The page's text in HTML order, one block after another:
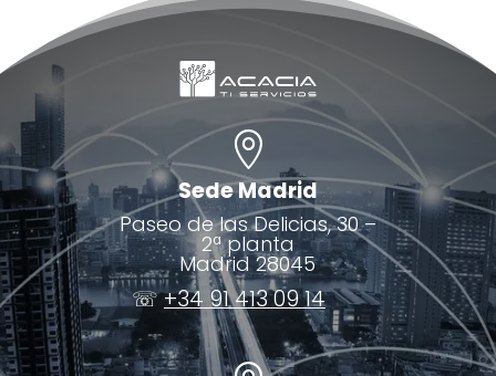

Sede Madrid
Paseo de las Delicias, 30 –
2ª planta
Madrid 28045
☏+34 91 413 09 14